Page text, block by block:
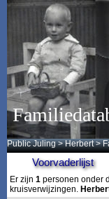
Public Juling >Herbert >
Voorvaderlijst
Er zijn 1 personen onder
kruisverwijzingen.